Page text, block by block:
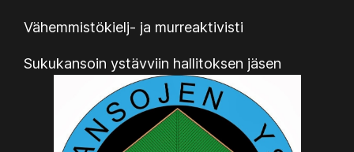
Vähemmistökielj- ja murreaktivisti
Sukukansoin ystävviin hallitoksen jäsen